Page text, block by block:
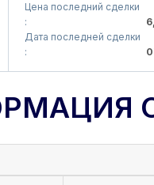
Цена последний сделки
Дата последней сделки